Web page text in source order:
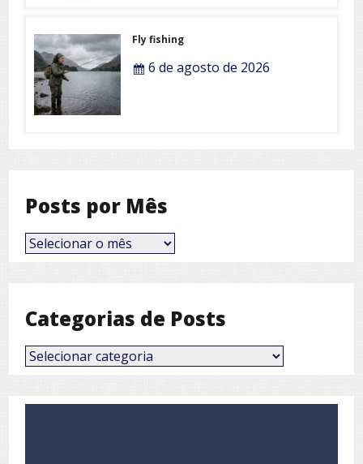
Fly fishing
6 de agosto de 2026
Posts por Mês
Posts
por
Categorias de Posts
Categorias
de